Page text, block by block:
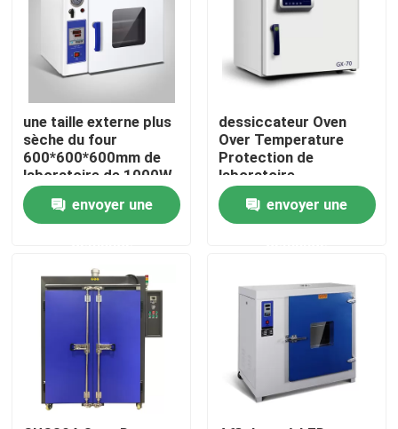
Contacts
Produits
Un four plus sec de laboratoire
Four de séchage industriel
Incubateur de refroidissement
Chambre d'humidité de la température
une taille externe plus
sèche du four
600*600*600mm de
laboratoire de 1000W
SUS304
envoyer une
dessiccateur Oven
Over Temperature
Protection de
laboratoire
d'affichage à LED de
1000Wenvoyer une